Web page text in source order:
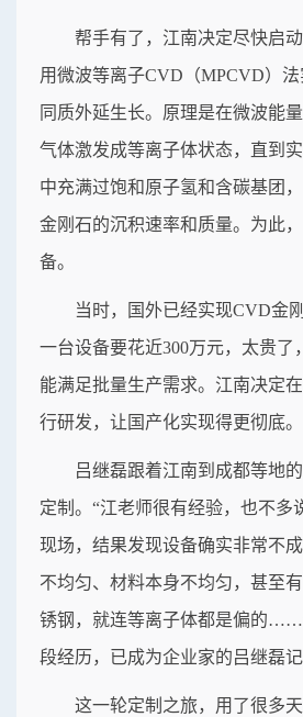
帮手有了，江南决定尽快启
用微波等离子CVD（MPCVD）
同质外延生长。原理是在微波能
气体激发成等离子体状态，直到
中充满过饱和原子氢和含碳基团
金刚石的沉积速率和质量。为此
备。
当时，国外已经实现CVD金
一台设备要花近300万元，太贵了
能满足批量生产需求。江南决定
行研发，让国产化实现得更彻底。
吕继磊跟着江南到成都等地
定制。“江老师很有经验，也不多
现场，结果发现设备确实非常不
不均匀、材料本身不均匀，甚至
锈钢，就连等离子体都是偏的
段经历，已成为企业家的吕继磊记
这一轮定制之旅，用了很多